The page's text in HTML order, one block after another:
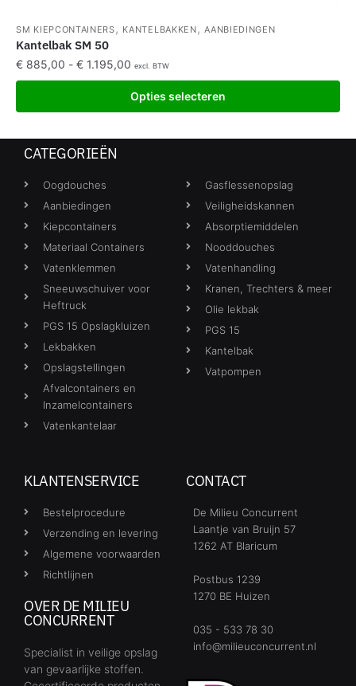
SM KIEPCONTAINERS, KANTELBAKKEN,AANBIEDINGEN
Kantelbak SM 50
€ 885,00 - € 1.195,00 excl. BTW
Opties selecteren
CATEGORIEËN
Oogdouches
Aanbiedingen
Kiepcontainers
Materiaal Containers
Vatenklemmen
Sneeuwschuiver voor
Heftruck
PGS 15 Opslagkluizen
Lekbakken
Opslagstellingen
Afvalcontainers en
Inzamelcontainers
Vatenkantelaar
Gasflessenopslag
Veiligheidskannen
Absorptiemiddelen
Nooddouches
Vatenhandling
Kranen, Trechters & meer
Olie lekbak
PGS 15
Kantelbak
Vatpompen
KLANTENSERVICE
Bestelprocedure
Verzending en levering
Algemene voorwaarden
Richtlijnen
OVER DE MILIEU
CONCURRENT
Specialist in veilige opslag
van gevaarlijke stoffen.
CONTACT
De Milieu Concurrent
Laantje van Bruijn 57
1262 AT Blaricum
Postbus 1239
1270 BE Huizen
035 - 533 78 30
info@milieuconcurrent.nl